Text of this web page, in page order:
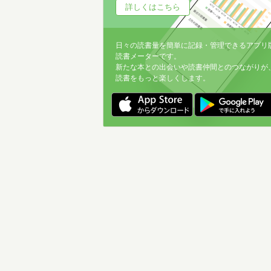
詳しくはこちら
日々の読書量を簡単に記録・管理できるアプリ
読書メーターです。
新たな本との出会いや読書仲間とのつながりが
読書をもっと楽しくします。